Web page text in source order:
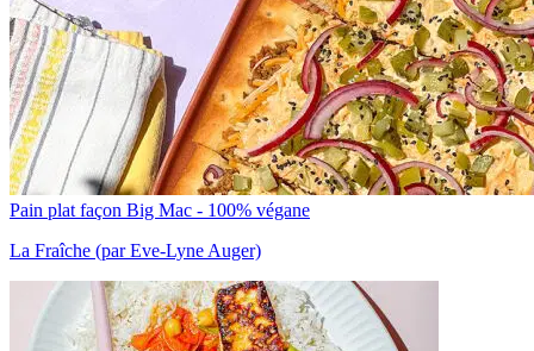
Pain plat façon Big Mac - 100% végane
La Fraîche (par Eve-Lyne Auger)